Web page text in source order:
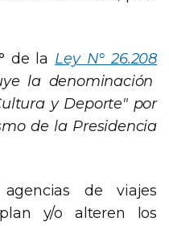
de la Ley N° 26.208
la denominación
y Deporte" por
de la Presidencia
de viajes
y/o alteren los